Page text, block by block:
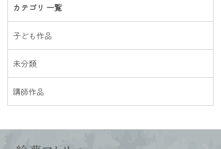
カテゴリ 一覧
子ども作品
未分類
講師作品